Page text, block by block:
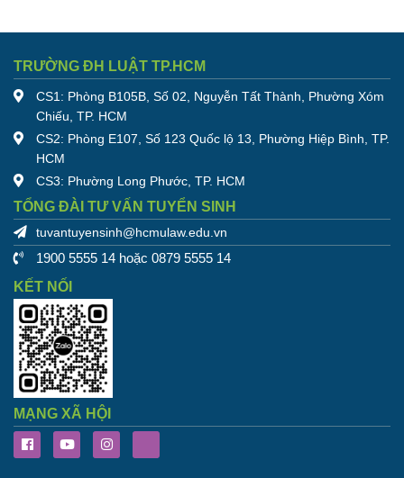
TRƯỜNG ĐH LUẬT TP.HCM
CS1: Phòng B105B, Số 02, Nguyễn Tất Thành, Phường Xóm
Chiếu, TP. HCM
CS2: Phòng E107, Số 123 Quốc lộ 13, Phường Hiệp Bình, TP.
HCM
CS3: Phường Long Phước, TP. HCM
TỔNG ĐÀI TƯ VẤN TUYỂN SINH
tuvantuyensinh@hcmulaw.edu.vn
1900 5555 14 hoặc 0879 5555 14
KẾT NỐI
MẠNG XÃ HỘI